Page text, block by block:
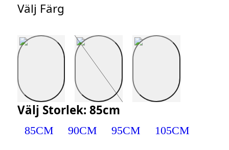
Välj Färg
Välj Färg
Välj Storlek: 85cm
85CM 90CM 95CM 105CM